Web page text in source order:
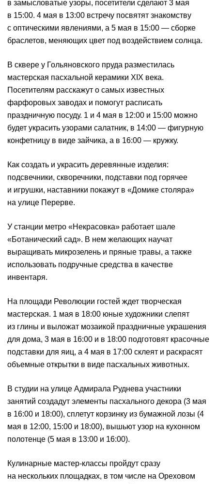
в замысловатые узоры, посетители сделают 3 мая
в 15:00. 4 мая в 13:00 встречу посвятят знакомству
с оптическими явлениями, а 5 мая в 15:00 — сборке
браслетов, меняющих цвет под воздействием солнца.
В сквере у Гольяновского пруда разместилась
мастерская пасхальной керамики XIX века.
Посетителям расскажут о самых известных
фарфоровых заводах и помогут расписать
праздничную посуду. 1 и 4 мая в 12:00 и 15:00 можно
будет украсить узорами салатник, в 14:00 — фигурную
конфетницу в виде зайчика, а в 16:00 — кружку.
Как создать и украсить деревянные изделия:
подсвечники, скворечники, подставки под горячее
и игрушки, наставники покажут в «Домике столяра»
на улице Перерве.
У станции метро «Некрасовка» работает шале
«Ботанический сад». В нем желающих научат
выращивать микрозелень и пряные травы, а также
использовать подручные средства в качестве
инвентаря.
На площади Революции гостей ждет творческая
мастерская. 1 мая в 18:00 юные художники слепят
из глины и выложат мозаикой праздничные украшения
для дома, 3 мая в 16:00 и в 18:00 подготовят красочные
подставки для яиц, а 4 мая в 17:00 склеят и раскрасят
объемные открытки в виде пасхальных животных.
В студии на улице Адмирала Руднева участники
занятий создадут элементы пасхального декора (3 мая
в 16:00 и 18:00), сплетут корзинку из бумажной лозы (4
мая в 12:00, 15:00 и 18:00), вышьют узор на кухонном
полотенце (5 мая в 13:00 и 16:00).
Кулинарные мастер-классы пройдут сразу
на нескольких площадках, в том числе на Ореховом